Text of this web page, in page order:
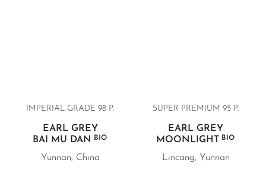
IMPERIAL GRADE98 P.
EARL GREY
BAI MU DANBIO
Yunnan, China
SUPER PREMIUM 95 P.
EARL GREY
MOONLIGHTBIO
Lincang, Yunnan